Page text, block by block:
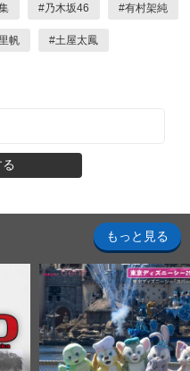
#乃木坂46 #有村架純
帆 #土屋太鳳
もっと見る